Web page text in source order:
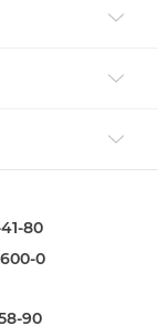
80
0
90